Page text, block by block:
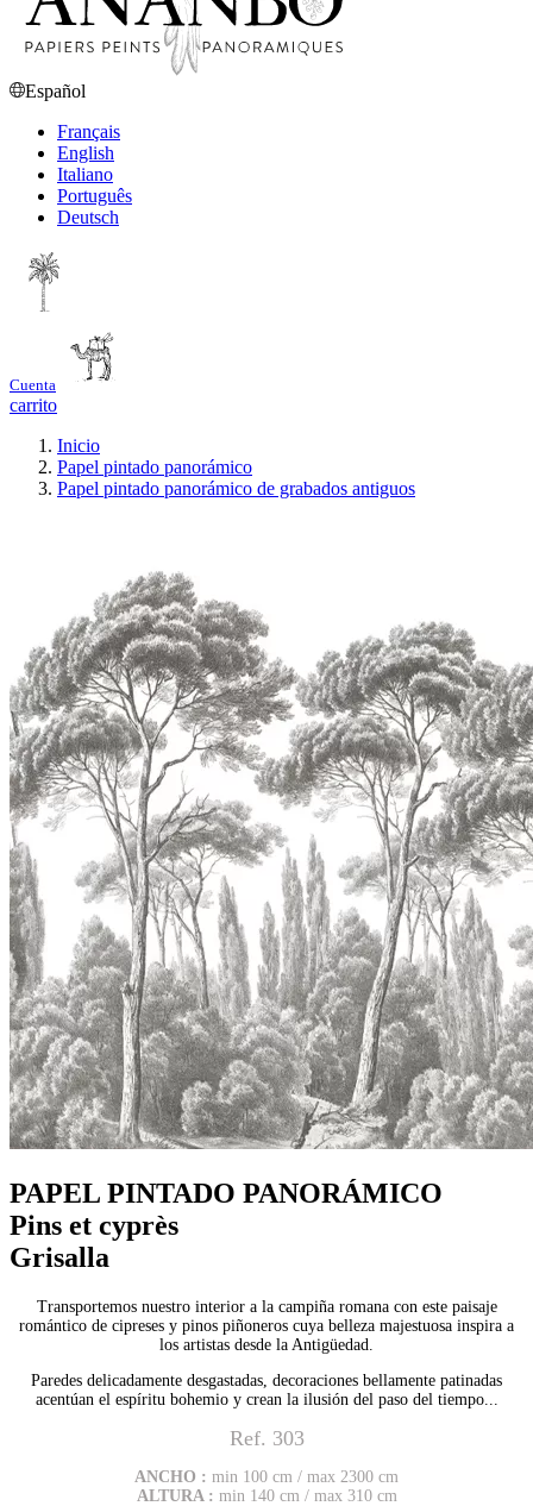
Español
Français
English
Italiano
Português
Deutsch
Cuenta
carrito
Inicio
Papel pintado panorámico
Papel pintado panorámico de grabados antiguos
PAPEL PINTADO PANORÁMICO
Pins et cyprès
Grisalla
Transportemos nuestro interior a la campiña romana con este paisaje
romántico de cipreses y pinos piñoneros cuya belleza majestuosa inspira a
los artistas desde la Antigüedad.
Paredes delicadamente desgastadas, decoraciones bellamente patinadas
acentúan el espíritu bohemio y crean la ilusión del paso del tiempo...
Ref. 303
ANCHO : min 100 cm / max 2300 cm
ALTURA : min 140 cm / max 310 cm